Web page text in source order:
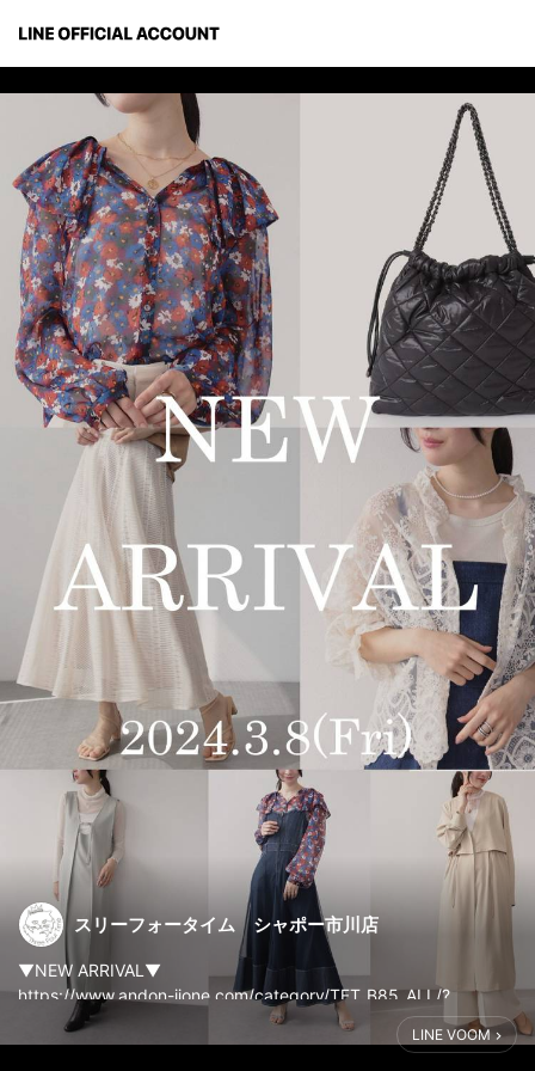
スリーフォータイム シャポー市川店
▼NEW ARRIVAL▼
https://www.andon-jione.com/category/TFT_B85_ALL/?
utm_source=line&utm_medium=line&utm_campaign=tft_0308
LINE VOOM